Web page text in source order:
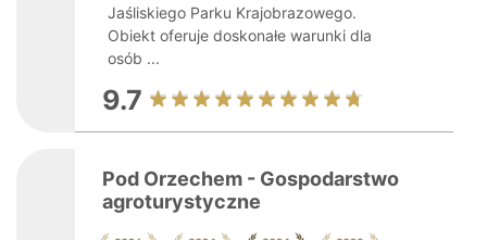
Jaśliskiego Parku Krajobrazowego.
Obiekt oferuje doskonałe warunki dla
osób ...
9.7
Pod Orzechem - Gospodarstwo
agroturystyczne